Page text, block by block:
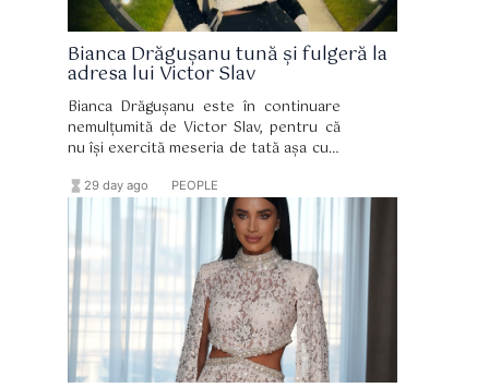
Bianca Drăgușanu tună și fulgeră la
adresa lui Victor Slav
Bianca Drăgușanu este în continuare
nemulțumită de Victor Slav, pentru că
nu își exercită meseria de tată așa cum
mama ei este cea care îi asigură tot
ceea ce are nevoie, mai ales din punct
de vedere financiar.
hourglass_full 29 day ago PEOPLE